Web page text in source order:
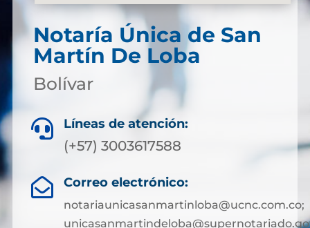
Notaría Única de San
Martín De Loba
Bolívar
 Líneas de atención:
(+57) 3003617588
 Correo electrónico:
notariaunicasanmartinloba@ucnc.com.co;